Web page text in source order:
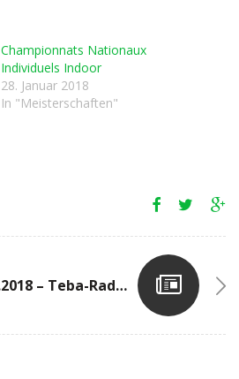
Championnats Nationaux
Individuels Indoor
28. Januar 2018
In "Meisterschaften"
28.04.2018 – Teba-Radweglauf In Hermeskeil (D)